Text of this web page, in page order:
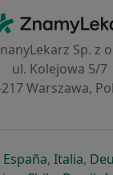
Sp. z
ul. Kolejowa 5/7
Warszawa,
nové záložce
otevře v nové
Españase otevře
, Italiase
,